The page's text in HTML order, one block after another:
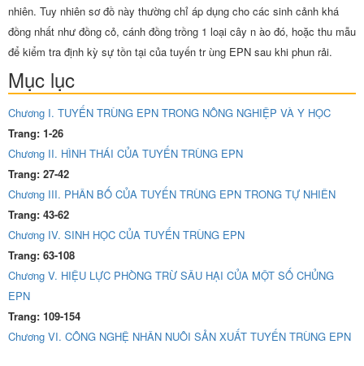
nhiên. Tuy nhiên sơ đồ này thường chỉ áp dụng cho các sinh cảnh khá
đồng nhất như đồng cỏ, cánh đồng trồng 1 loại cây n ào đó, hoặc thu mẫu
để kiểm tra định kỳ sự tồn tại của tuyến tr ùng EPN sau khi phun rải.
Mục lục
Chương I. TUYẾN TRÙNG EPN TRONG NÔNG NGHIỆP VÀ Y HỌC
Trang: 1-26
Chương II. HÌNH THÁI CỦA TUYẾN TRÙNG EPN
Trang: 27-42
Chương III. PHÂN BỐ CỦA TUYẾN TRÙNG EPN TRONG TỰ NHIÊN
Trang: 43-62
Chương IV. SINH HỌC CỦA TUYẾN TRÙNG EPN
Trang: 63-108
Chương V. HIỆU LỰC PHÒNG TRỪ SÂU HẠI CỦA MỘT SỐ CHỦNG
EPN
Trang: 109-154
Chương VI. CÔNG NGHỆ NHÂN NUÔI SẢN XUẤT TUYẾN TRÙNG EPN